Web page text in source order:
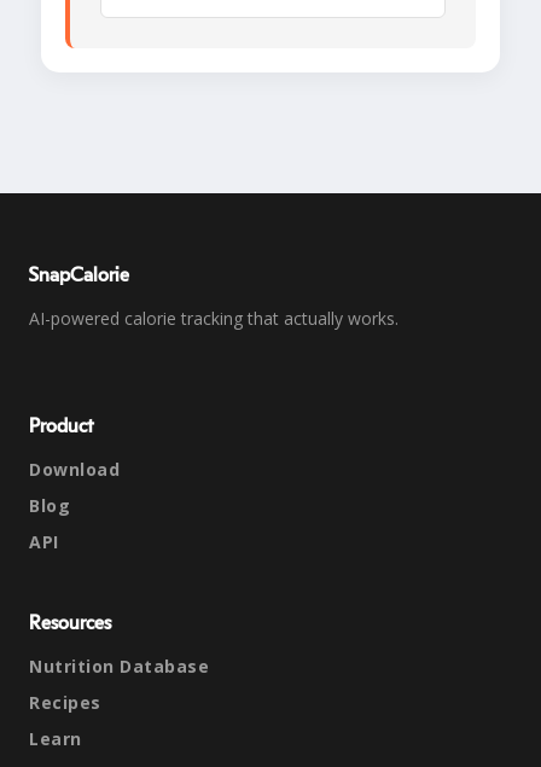
SnapCalorie
AI-powered calorie tracking that actually works.
Product
Download
Blog
API
Resources
Nutrition Database
Recipes
Learn